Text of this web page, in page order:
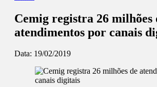
Cemig registra 26 milhões
atendimentos por canais
Data: 19/02/2019